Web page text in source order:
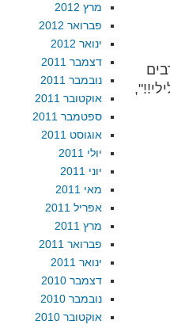
מרץ 2012
פברואר 2012
ינואר 2012
דצמבר 2011
נובמבר 2011
אוקטובר 2011
ספטמבר 2011
אוגוסט 2011
יולי 2011
יוני 2011
מאי 2011
אפריל 2011
מרץ 2011
פברואר 2011
ינואר 2011
דצמבר 2010
נובמבר 2010
אוקטובר 2010